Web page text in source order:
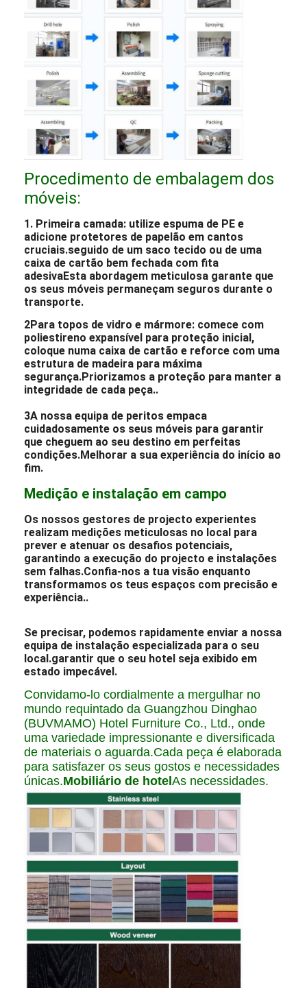
Procedimento de embalagem dos
móveis:
1. Primeira camada: utilize espuma de PE e
adicione protetores de papelão em cantos
cruciais.seguido de um saco tecido ou de uma
caixa de cartão bem fechada com fita
adesivaEsta abordagem meticulosa garante que
os seus móveis permaneçam seguros durante o
transporte.
2Para topos de vidro e mármore: comece com
poliestireno expansível para proteção inicial,
coloque numa caixa de cartão e reforce com uma
estrutura de madeira para máxima
segurança.Priorizamos a proteção para manter a
integridade de cada peça..
3A nossa equipa de peritos empaca
cuidadosamente os seus móveis para garantir
que cheguem ao seu destino em perfeitas
condições.Melhorar a sua experiência do início ao
fim.
Medição e instalação em campo
Os nossos gestores de projecto experientes
realizam medições meticulosas no local para
prever e atenuar os desafios potenciais,
garantindo a execução do projecto e instalações
sem falhas.Confia-nos a tua visão enquanto
transformamos os teus espaços com precisão e
experiência..
Se precisar, podemos rapidamente enviar a nossa
equipa de instalação especializada para o seu
local.garantir que o seu hotel seja exibido em
estado impecável.
Convidamo-lo cordialmente a mergulhar no
mundo requintado da Guangzhou Dinghao
(BUVMAMO) Hotel Furniture Co., Ltd., onde
uma variedade impressionante e diversificada
de materiais o aguarda.Cada peça é elaborada
para satisfazer os seus gostos e necessidades
únicas.Mobiliário de hotelAs necessidades.